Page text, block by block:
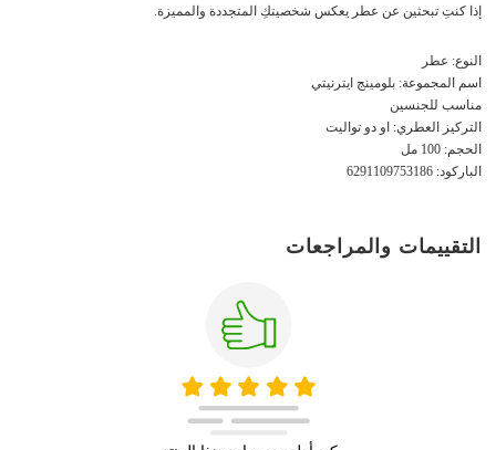
إذا كنتِ تبحثين عن عطر يعكس شخصيتكِ المتجددة والمميزة.
النوع: عطر
اسم المجموعة: بلومينج ايترنيتي
مناسب للجنسين
التركيز العطري: او دو تواليت
الحجم: 100 مل
الباركود: 6291109753186
التقييمات والمراجعات